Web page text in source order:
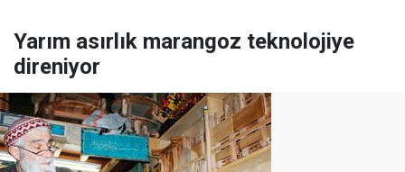
Yarım asırlık marangoz teknolojiye
direniyor